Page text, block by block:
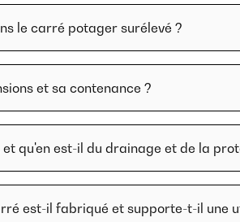
le carré potager surélevé ?
et sa contenance ?
qu'en est-il du drainage et de la
est-il fabriqué et supporte-t-il une